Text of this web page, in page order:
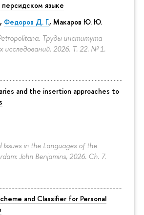
персидском языке
, Федоров Д. Г., Макаров Ю. Ю.
Труды института
исследований. 2026. Т. 22. № 1.
and the insertion approaches to
Issues in the Languages of the
John Benjamins, 2026. Ch. 7.
and Classifier for Personal